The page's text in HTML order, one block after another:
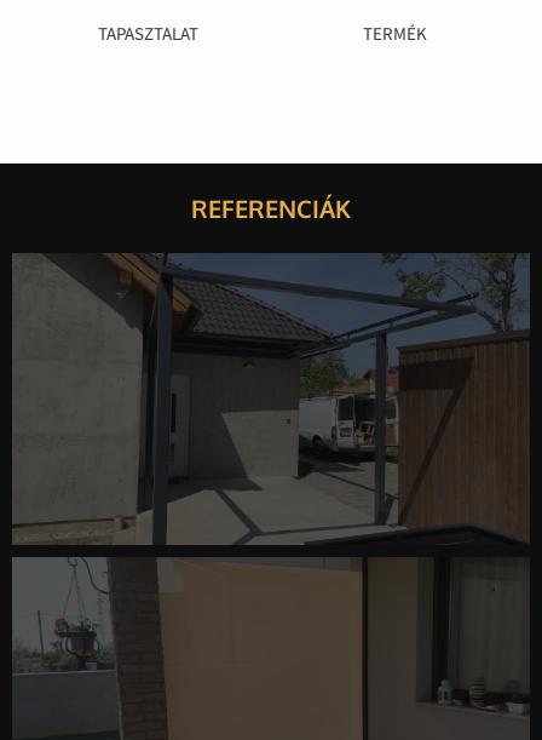
TAPASZTALAT TERMÉK
REFERENCIÁK